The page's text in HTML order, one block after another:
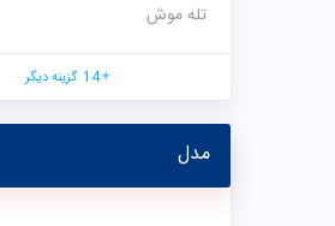
تله موش
14 گزینه دیگر
مدل